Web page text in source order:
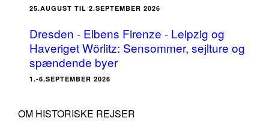
25.AUGUST TIL 2.SEPTEMBER 2026
Dresden - Elbens Firenze - Leipzig og
Haveriget Wörlitz: Sensommer, sejlture og
spændende byer
1.-6.SEPTEMBER 2026
OM HISTORISKE REJSER